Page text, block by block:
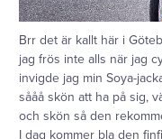
Brr det är kallt här i
jag frös inte alls när jag
invigde jag min Soya-
sååå skön att ha på sig,
och skön så den
I dag kommer bla den